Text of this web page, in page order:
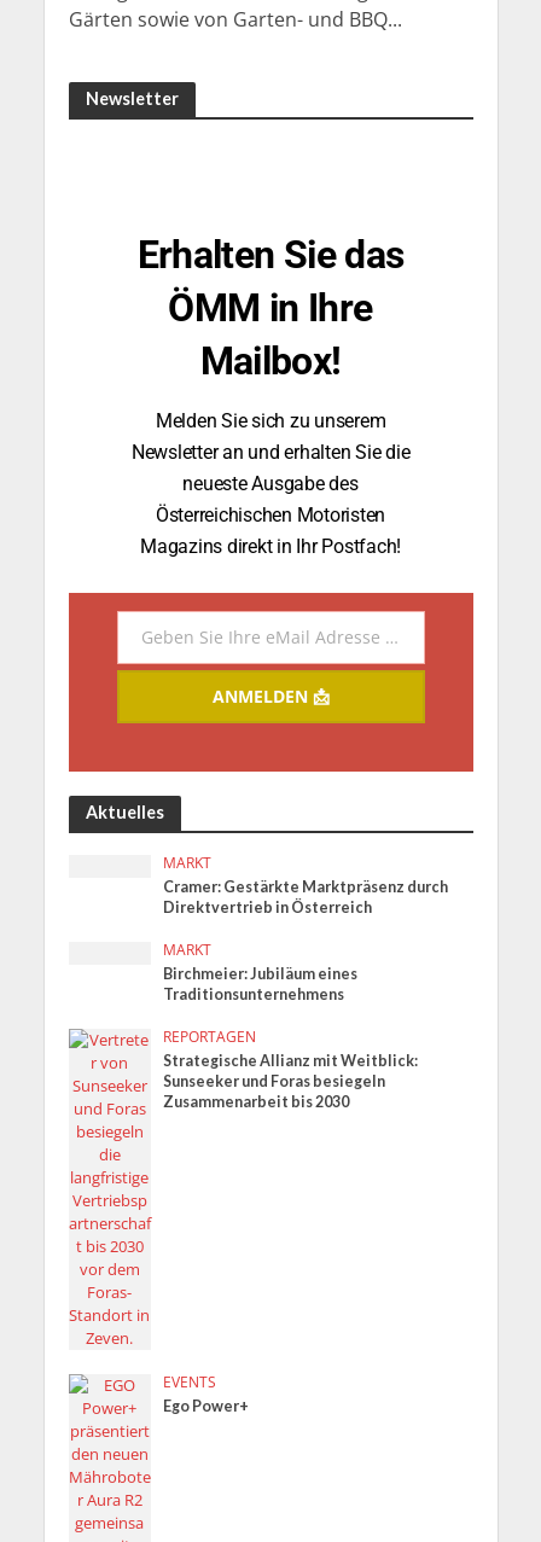
Gärten sowie von Garten- und BBQ...
Newsletter
Erhalten Sie das
ÖMM in Ihre
Mailbox!
Melden Sie sich zu unserem
Newsletter an und erhalten Sie die
neueste Ausgabe des
Österreichischen Motoristen
Magazins direkt in Ihr Postfach!
Email Geben Sie Ihre eMail Adresse ein.
ANMELDEN 📩
Aktuelles
MARKT
Cramer: Gestärkte Marktpräsenz durch
Direktvertrieb in Österreich
MARKT
Birchmeier: Jubiläum eines
Traditionsunternehmens
REPORTAGEN
Strategische Allianz mit Weitblick:
Sunseeker und Foras besiegeln
Zusammenarbeit bis 2030
EVENTS
Ego Power+